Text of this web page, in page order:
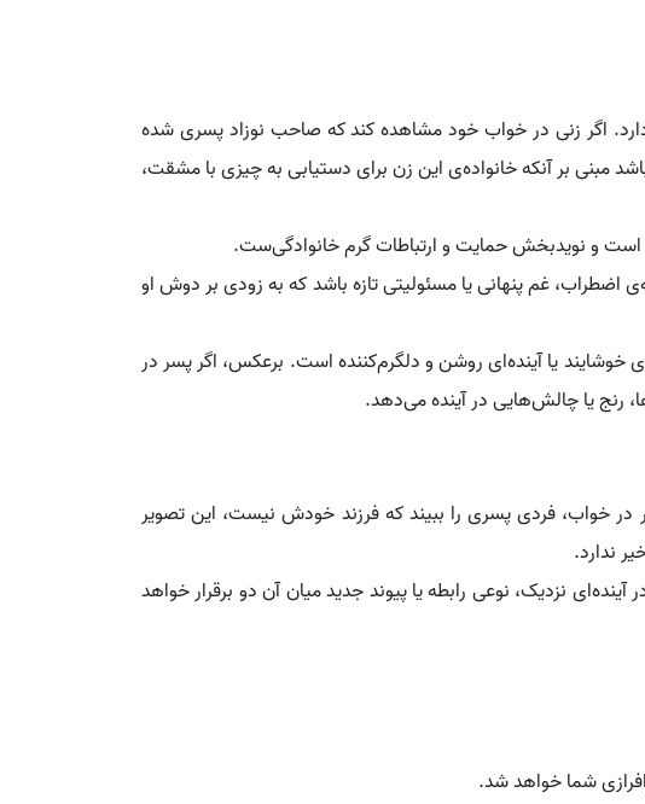
اگر زنی در خواب خود مشاهده کند که صاحب نوزاد پسری شده
مبنی بر آنکه خانواده‌ی این زن برای دستیابی به چیزی با مشقت،
است و نویدبخش حمایت و ارتباطات گرم خانوادگی‌ست.
غم پنهانی یا مسئولیتی تازه باشد که به زودی بر دوش او
خوشایند یا آینده‌ای روشن و دلگرم‌کننده است. برعکس، اگر پسر در
رنج یا چالش‌هایی در آینده می‌دهد.
در خواب، فردی پسری را ببیند که فرزند خودش نیست، این تصویر
ندارد.
نزدیک، نوعی رابطه یا پیوند جدید میان آن دو برقرار خواهد
شما خواهد شد.